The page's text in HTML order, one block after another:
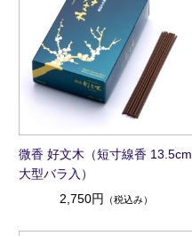
微香 好文木（短寸線香 13.5cm
大型バラ入）
2,750円
（税込み）